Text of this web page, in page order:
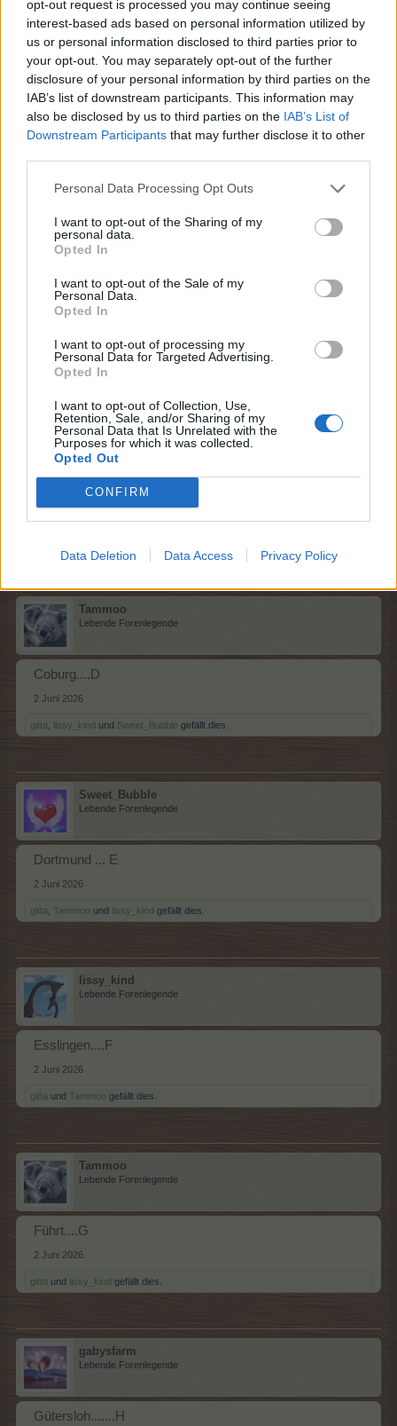
opt-out request is processed you may continue seeing
interest-based ads based on personal information utilized by
us or personal information disclosed to third parties prior to
your opt-out. You may separately opt-out of the further
disclosure of your personal information by third parties on the
IAB’s list of downstream participants. This information may
also be disclosed by us to third parties on the IAB’s List of
Downstream Participants that may further disclose it to other
Personal Data Processing Opt Outs
I want to opt-out of the Sharing of my
personal data.
Opted In
I want to opt-out of the Sale of my
Personal Data.
Opted In
I want to opt-out of processing my
Personal Data for Targeted Advertising.
Opted In
I want to opt-out of Collection, Use,
Retention, Sale, and/or Sharing of my
Personal Data that Is Unrelated with the
Purposes for which it was collected.
Opted Out
CONFIRM
Data Deletion Data Access Privacy Policy
Sweet_Bubble
Lebende Forenlegende
Zagreb .. A
2 Juni 2026
Tammoo
Lebende Forenlegende
Aurich...B
lissy_kindundSweet_Bubblegefällt dies.
Sweet_Bubble
Lebende Forenlegende
Berlin .. C
Tammoo
Lebende Forenlegende
Coburg....D
2 Juni 2026
gitta lissy_kind und Sweet_Bubble gefällt dies.
Sweet_Bubble
Lebende Forenlegende
Dortmund ... E
2 Juni 2026
gitta Tammoo und lissy_kind gefällt dies.
lissy_kind
Lebende Forenlegende
Esslingen....F
2 Juni 2026
gitta und Tammoo gefällt dies.
Tammoo
Lebende Forenlegende
Führt....G
2 Juni 2026
gitta und lissy_kind gefällt dies.
gabysfarm
Lebende Forenlegende
Gütersloh.......H